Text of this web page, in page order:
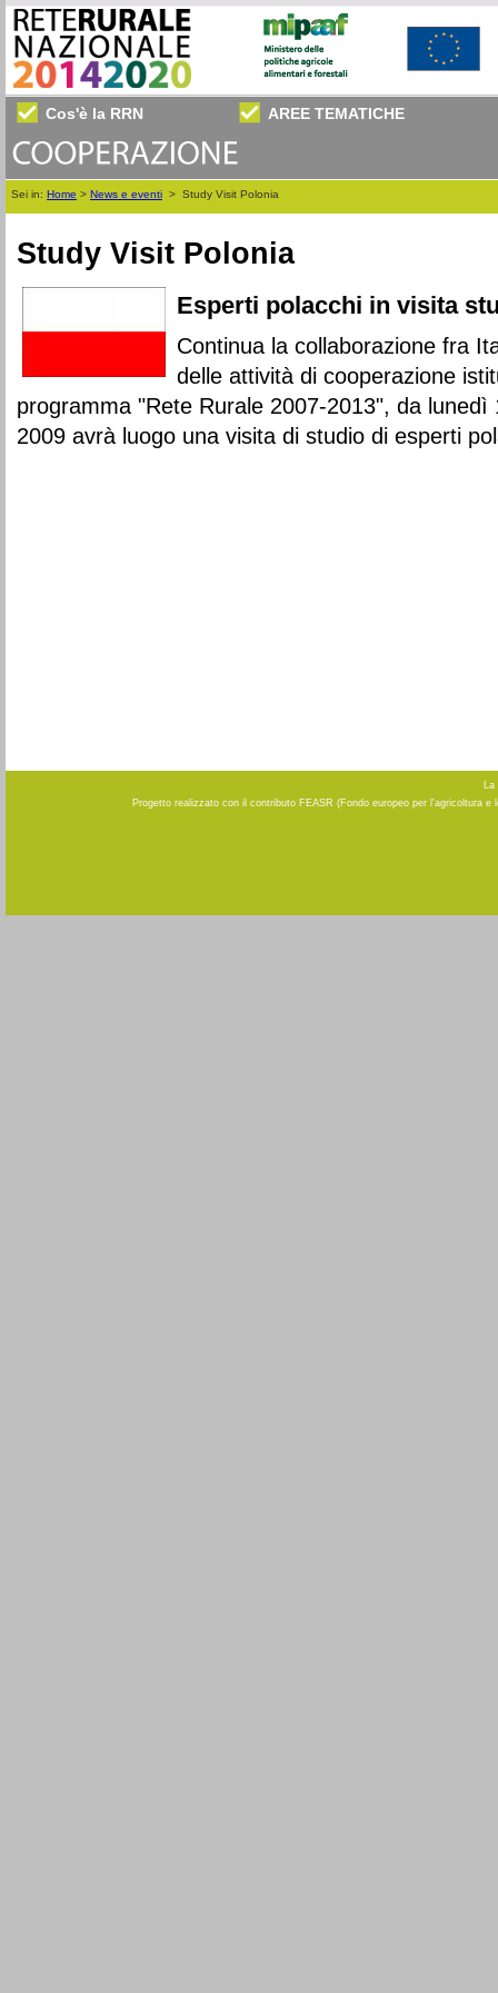
Cos'è la RRN AREE TEMATICHE
Sei in: Home > News e eventi > Study Visit Polonia
Study Visit Polonia
Esperti polacchi in visita
Continua la collaborazione fra
delle attività di cooperazione
programma "Rete Rurale 2007-2013", da lunedì
2009 avrà luogo una visita di studio di esperti
La
Progetto realizzato con il contributo FEASR (Fondo europeo per l'agricoltura